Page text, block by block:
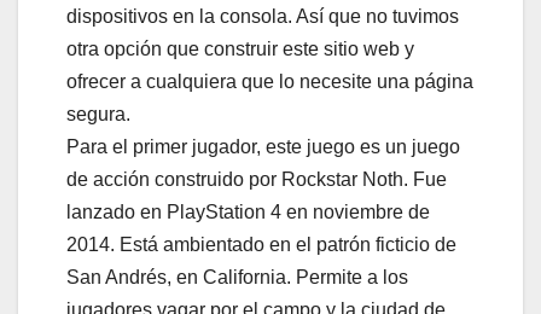
dispositivos en la consola. Así que no tuvimos
otra opción que construir este sitio web y
ofrecer a cualquiera que lo necesite una página
segura.
Para el primer jugador, este juego es un juego
de acción construido por Rockstar Noth. Fue
lanzado en PlayStation 4 en noviembre de
2014. Está ambientado en el patrón ficticio de
San Andrés, en California. Permite a los
jugadores vagar por el campo y la ciudad de